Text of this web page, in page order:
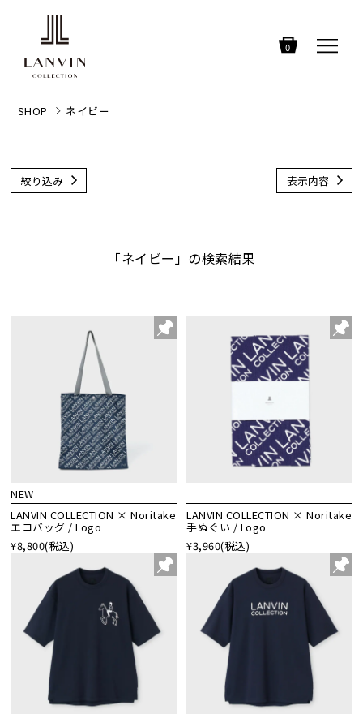
0
SHOP ネイビー
絞り込み 表示内容
「ネイビー」の検索結果
NEW
LANVIN COLLECTION × Noritake
エコバッグ / Logo
¥8,800(税込)
LANVIN COLLECTION × Noritake
手ぬぐい / Logo
¥3,960(税込)